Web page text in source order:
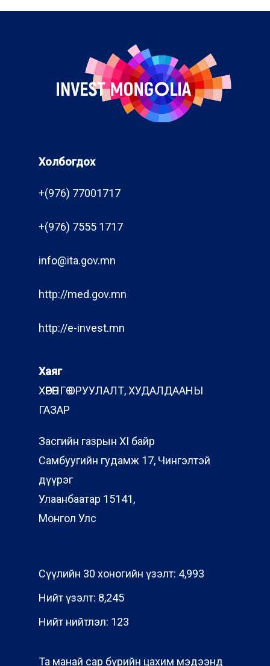
Холбогдох
+(976) 77001717
+(976) 7555 1717
info@ita.gov.mn
http://med.gov.mn
http://e-invest.mn
Хаяг
ХӨРӨНГӨ ОРУУЛАЛТ, ХУДАЛДААНЫ
ГАЗАР
Засгийн газрын XI байр
Самбуугийн гудамж 17, Чингэлтэй
дүүрэг
Улаанбаатар 15141,
Монгол Улс
Сүүлийн 30 хоногийн үзэлт: 4,993
Нийт үзэлт: 8,245
Нийт нийтлэл: 123
Та манай сар бүрийн цахим мэдээнд